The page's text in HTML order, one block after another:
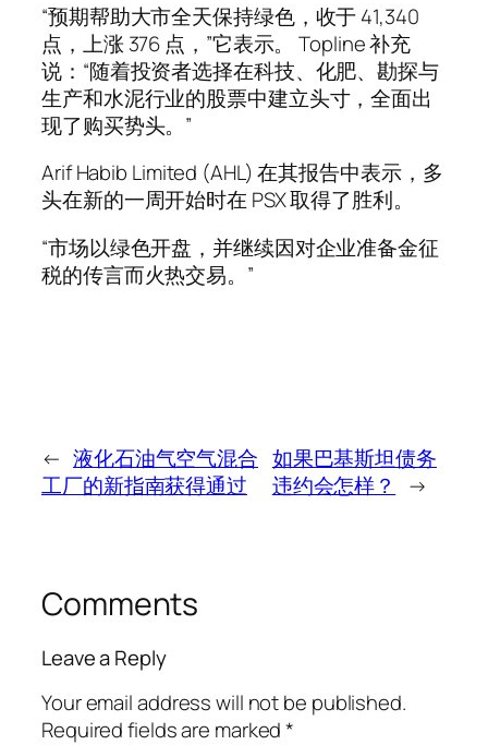
“预期帮助大市全天保持绿色，收于 41,340
点，上涨 376 点，”它表示。 Topline 补充
说：“随着投资者选择在科技、化肥、勘探与
生产和水泥行业的股票中建立头寸，全面出
现了购买势头。”
Arif Habib Limited (AHL) 在其报告中表示，多
头在新的一周开始时在 PSX 取得了胜利。
“市场以绿色开盘，并继续因对企业准备金征
税的传言而火热交易。”
← 液化石油气空气混合
工厂的新指南获得通过
如果巴基斯坦债务
违约会怎样？
→
Comments
Leave a Reply
Your email address will not be published.
Required fields are marked*